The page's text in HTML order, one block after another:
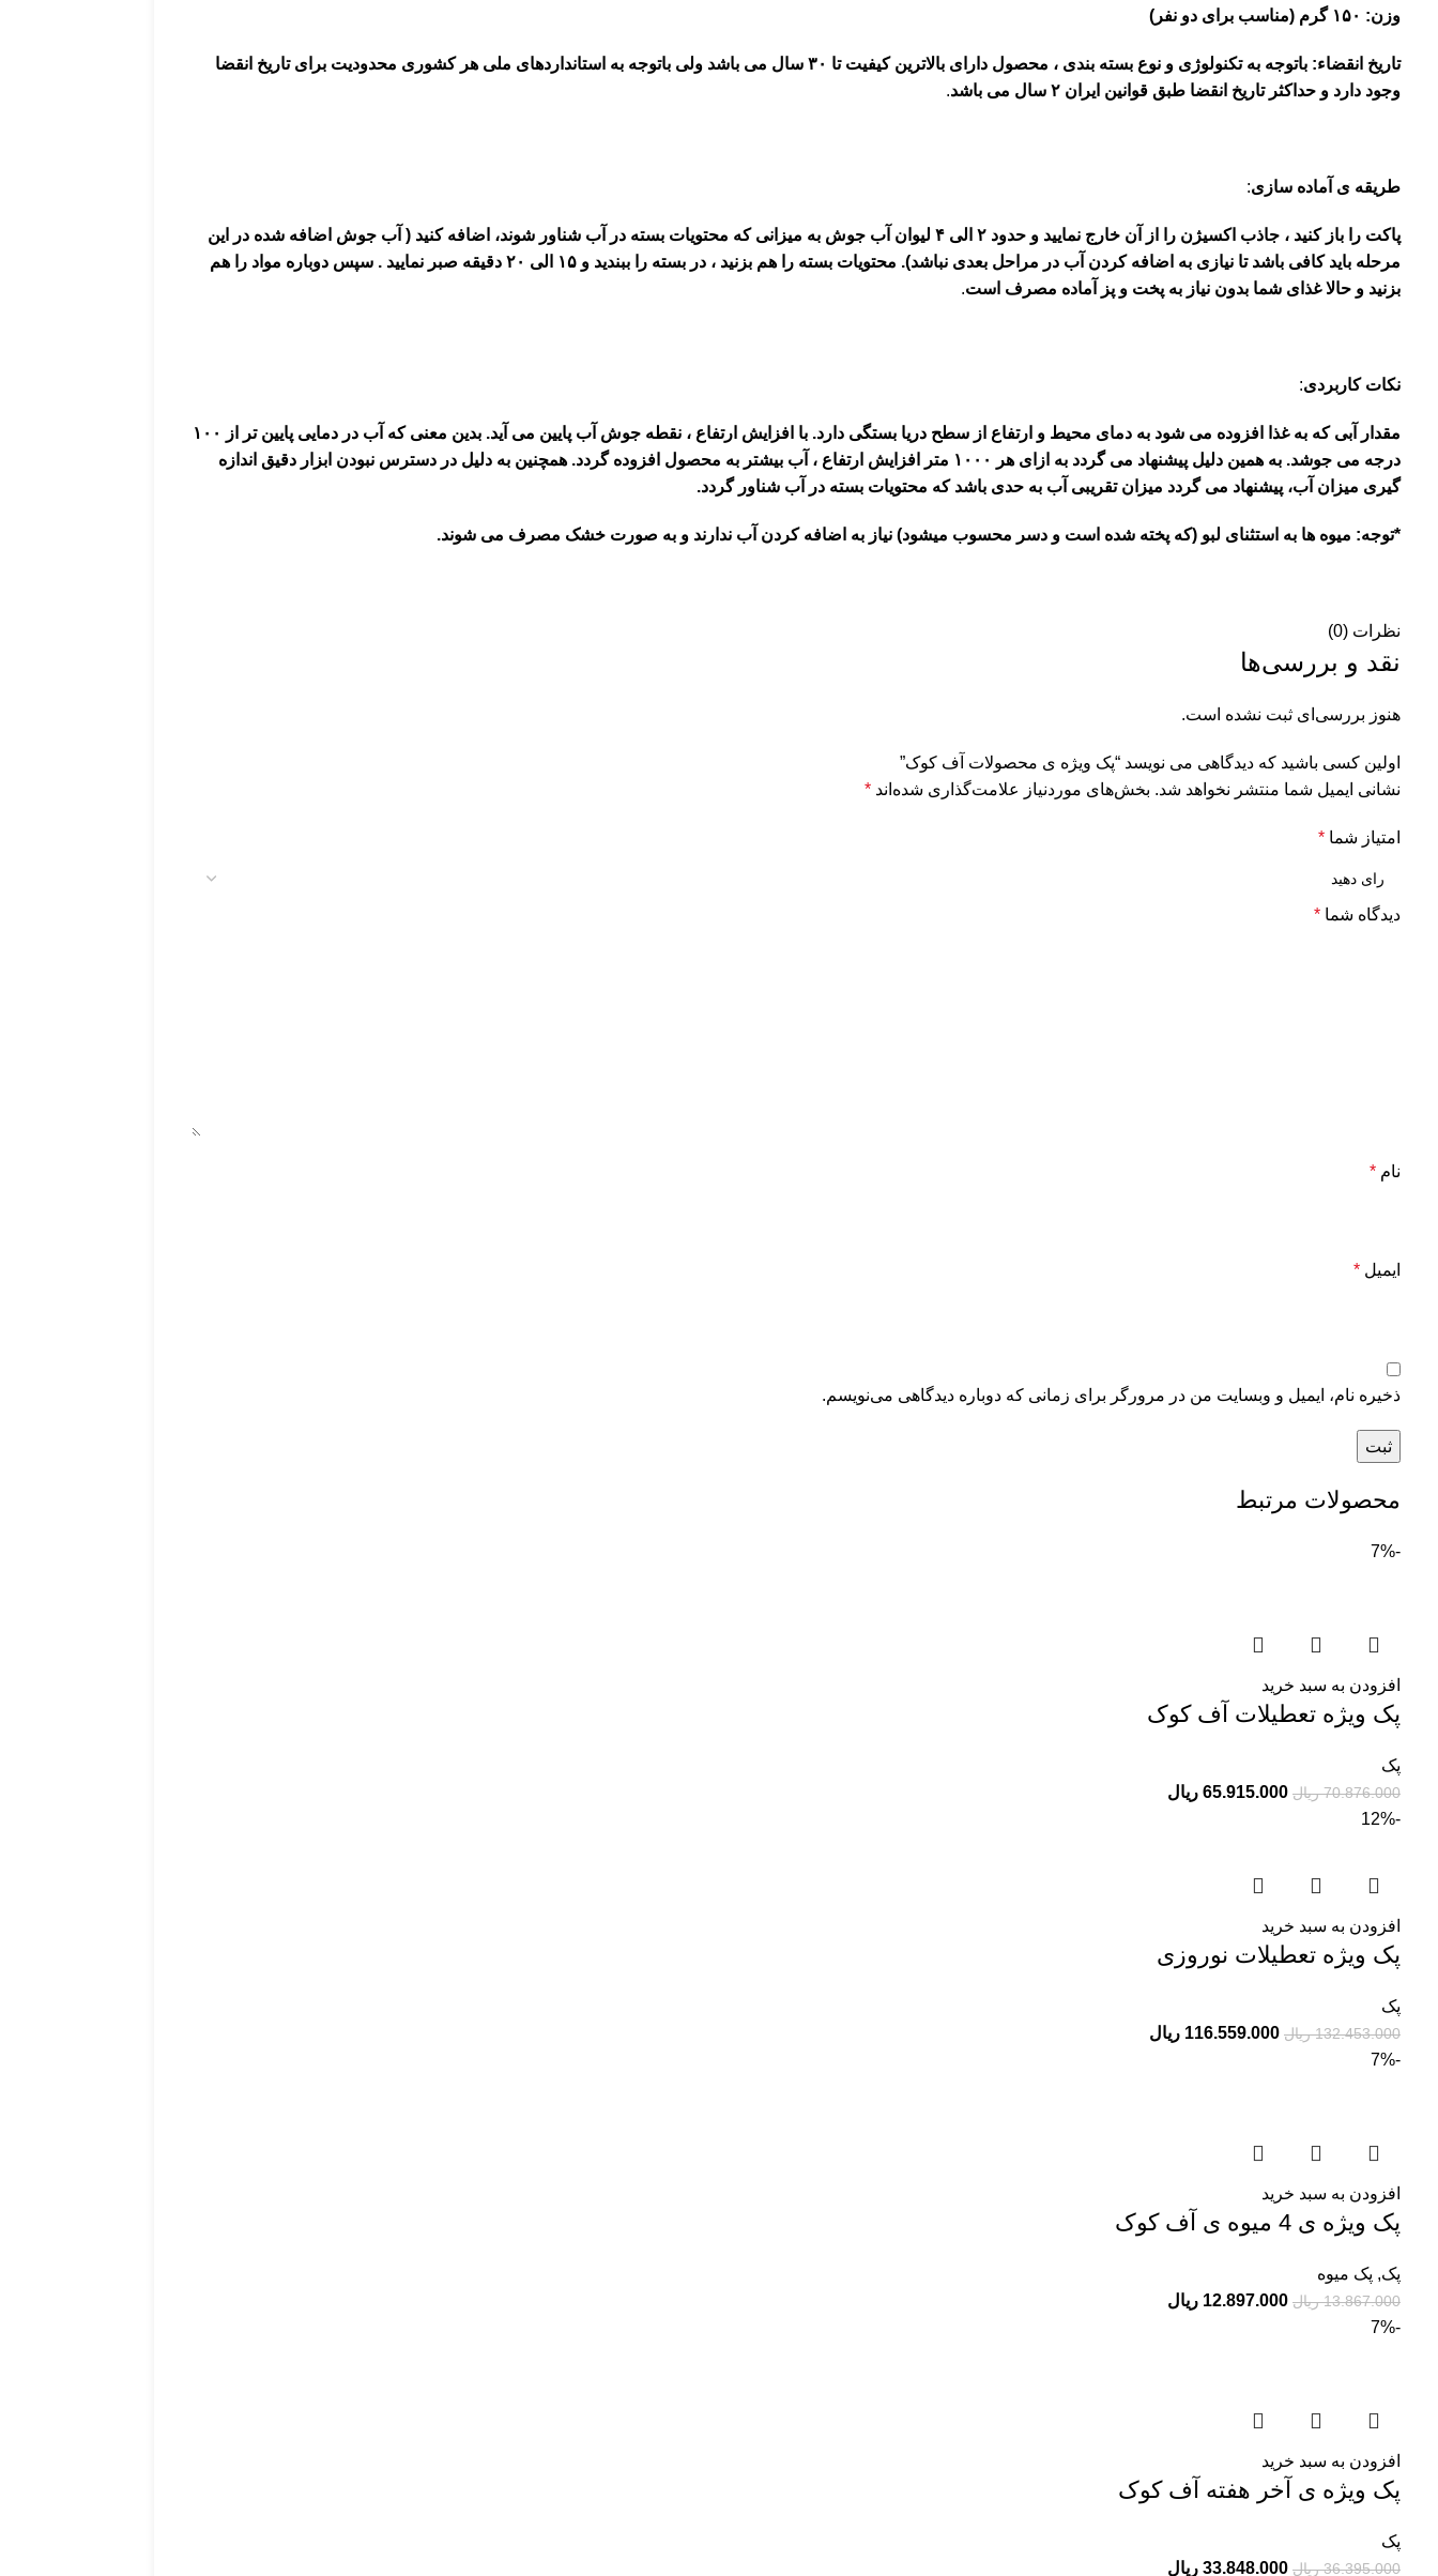
وزن: ۱۵۰ گرم (مناسب برای دو نفر)
تاریخ انقضاء: باتوجه به تکنولوژی و نوع بسته بندی ، محصول دارای بالاترین کیفیت تا ۳۰ سال می باشد ولی باتوجه به استانداردهای ملی هر کشوری محدودیت برای تاریخ انقضا
وجود دارد و حداکثر تاریخ انقضا طبق قوانین ایران ۲ سال می باشد.
طریقه ی آماده سازی:
پاکت را باز کنید ، جاذب اکسیژن را از آن خارج نمایید و حدود ۲ الی ۴ لیوان آب جوش به میزانی که محتویات بسته در آب شناور شوند، اضافه کنید ( آب جوش اضافه شده در این
مرحله باید کافی باشد تا نیازی به اضافه کردن آب در مراحل بعدی نباشد). محتویات بسته را هم بزنید ، در بسته را ببندید و ۱۵ الی ۲۰ دقیقه صبر نمایید . سپس دوباره مواد را هم
بزنید و حالا غذای شما بدون نیاز به پخت و پز آماده مصرف است.
نکات کاربردی:
مقدار آبی که به غذا افزوده می شود به دمای محیط و ارتفاع از سطح دریا بستگی دارد. با افزایش ارتفاع ، نقطه جوش آب پایین می آید. بدین معنی که آب در دمایی پایین تر از
۱۰۰
درجه می جوشد. به همین دلیل پیشنهاد می گردد به ازای هر
۱۰۰۰ متر افزایش ارتفاع ، آب بیشتر به محصول افزوده گردد. همچنین به دلیل در دسترس نبودن ابزار دقیق اندازه
گیری میزان آب، پیشنهاد می گردد میزان تقریبی آب به حدی باشد که محتویات بسته در آب شناور گردد.
*توجه: میوه ها به استثنای لبو (که پخته شده است و دسر محسوب میشود) نیاز به اضافه کردن آب ندارند و به صورت خشک مصرف می شوند.
نظرات (0)
نقد و بررسی‌ها
هنوز بررسی‌ای ثبت نشده است.
اولین کسی باشید که دیدگاهی می نویسد “پک ویژه ی محصولات آف کوک”
نشانی ایمیل شما منتشر نخواهد شد. بخش‌های موردنیاز علامت‌گذاری شده‌اند *
امتیاز شما *
دیدگاه شما *
نام *
ایمیل *
ذخیره نام، ایمیل و وبسایت من در مرورگر برای زمانی که دوباره دیدگاهی می‌نویسم.
محصولات مرتبط
-7%
افزودن به سبد خرید
پک ویژه تعطیلات آف کوک
پک
70.876.000 ریال 65.915.000 ریال
-12%
افزودن به سبد خرید
پک ویژه تعطیلات نوروزی
پک
132.453.000 ریال 116.559.000 ریال
-7%
افزودن به سبد خرید
پک ویژه ی 4 میوه ی آف کوک
پک, پک میوه
13.867.000 ریال 12.897.000 ریال
-7%
افزودن به سبد خرید
پک ویژه ی آخر هفته آف کوک
پک
36.395.000 ریال 33.848.000 ریال